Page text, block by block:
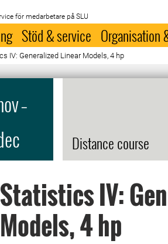
för medarbetare på SLU
Stöd & service Organisation
IV: Generalized Linear Models, 4 hp
–
Distance course
Statistics IV:
Models, 4 hp